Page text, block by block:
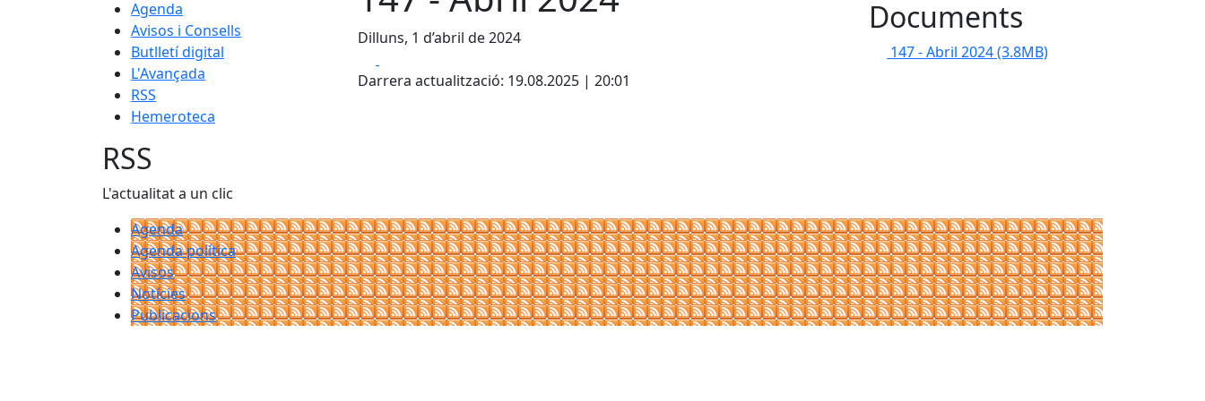
Agenda
Avisos i Consells
Butlletí digital
L'Avançada
RSS
Hemeroteca
Dilluns, 1 d’abril de 2024
Darrera actualització: 19.08.2025 | 20:01
Documents
147 - Abril 2024(3.8MB)
RSS
L'actualitat a un clic
Agenda
Agenda política
Avisos
Notícies
Publicacions